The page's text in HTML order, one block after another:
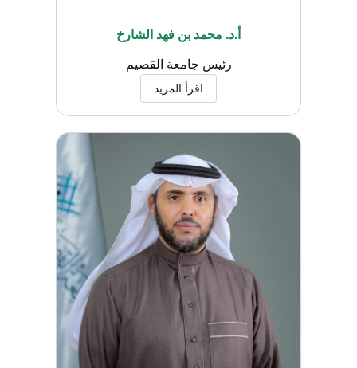
أ.د. محمد بن فهد الشارخ
رئيس جامعة القصيم
اقرأ المزيد